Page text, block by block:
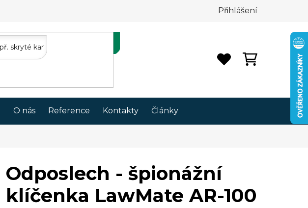
Přihlášení
KOŠÍK
O nás Reference Kontakty Články
Odposlech - špionážní
klíčenka LawMate AR-100